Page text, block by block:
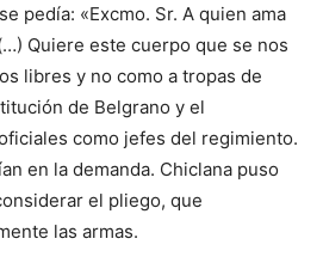
pedía: «Excmo. Sr. A quien ama
Quiere este cuerpo que se nos
libres y no como a tropas de
de Belgrano y el
como jefes del regimiento.
en la demanda. Chiclana puso
el pliego, que
las armas.